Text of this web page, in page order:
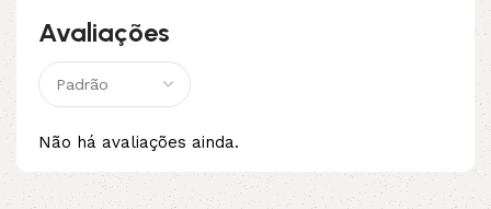
Avaliações
Não há avaliações ainda.